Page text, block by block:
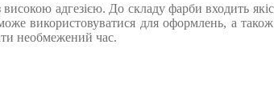
адгезією. До складу фарби входить
використовуватися для оформлень, а
необмежений час.